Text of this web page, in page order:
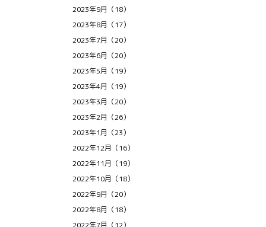
2023年9月（18）
2023年8月（17）
2023年7月（20）
2023年6月（20）
2023年5月（19）
2023年4月（19）
2023年3月（20）
2023年2月（26）
2023年1月（23）
2022年12月（16）
2022年11月（19）
2022年10月（18）
2022年9月（20）
2022年8月（18）